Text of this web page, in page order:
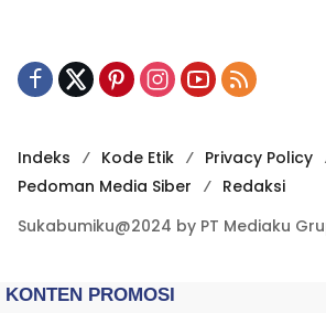
Indeks Kode Etik Privacy Policy
Pedoman Media Siber
Redaksi
Sukabumiku@2024 by PT Mediaku